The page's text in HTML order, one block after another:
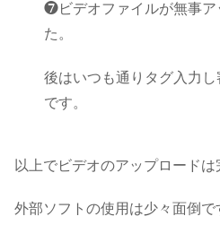
❼ビデオファイルが無事ア
た。
後はいつも通りタグ入力
です。
以上でビデオのアップロードは
外部ソフトの使用は少々面倒